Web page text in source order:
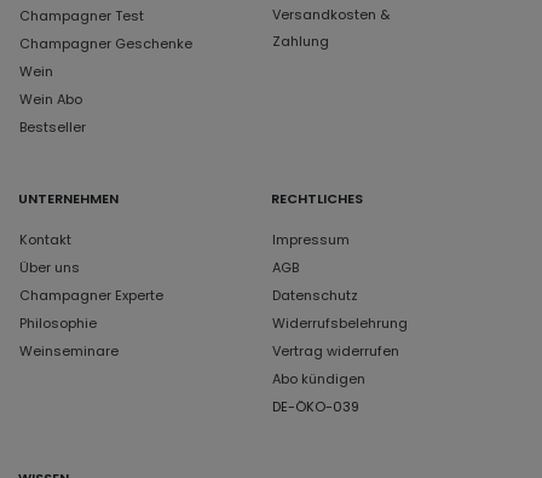
Champagner Test
Champagner Geschenke
Wein
Wein Abo
Bestseller
Versandkosten &
Zahlung
UNTERNEHMEN
Kontakt
Über uns
Champagner Experte
Philosophie
Weinseminare
RECHTLICHES
Impressum
AGB
Datenschutz
Widerrufsbelehrung
Vertrag widerrufen
Abo kündigen
DE-ÖKO-039